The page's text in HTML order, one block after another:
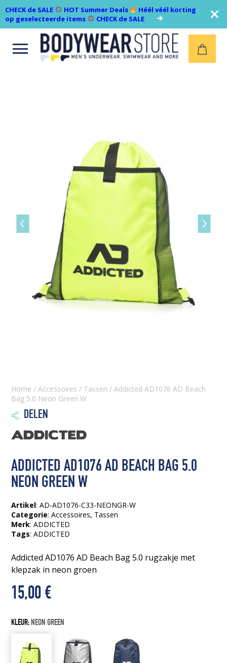
CHECK de SALE HOT Summer Deals
Héél véél korting
op geselecteerde items
CHECK de SALE
Open
Vorige
slide
slide
Home /Accessoires / Tassen / Addicted AD1076 AD Beach
Bag 5.0 Neon Green W
 DELEN
ADDICTED AD1076 AD BEACH BAG 5.0
NEON GREEN W
Artikel: AD-AD1076-C33-NEONGR-W
Categorie:Accessoires, Tassen
Merk: ADDICTED
Tags:ADDICTED
Addicted AD1076 AD Beach Bag 5.0 rugzakje met
klepzak in neon groen
15,00€
KLEUR:NEON GREEN